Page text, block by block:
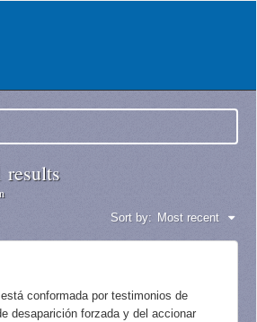
results
Sort by: Most recent
conformada por testimonios de
desaparición forzada y del accionar